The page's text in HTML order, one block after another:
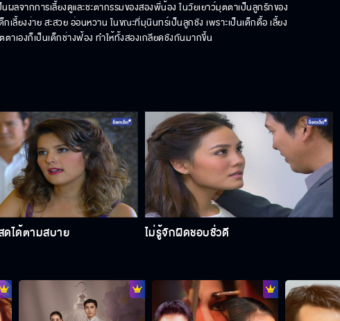
ลจากการเลี้ยงดูและชะตากรรมของสองพี่น้อง ในวัยเยาว์มุตตาเป็นลูกรักของ
ลี้ยงง่าย สะสวย อ่อนหวาน ในขณะที่มุนินทร์เป็นลูกชัง เพราะเป็นเด็กดื้อ เลี้ยง
เองก็เป็นเด็กช่างฟ้อง ทำให้ทั้งสองเกลียดชังกันมากขึ้น
ดได้ตามสบาย ไม่รู้จักผิดชอบชั่วดี